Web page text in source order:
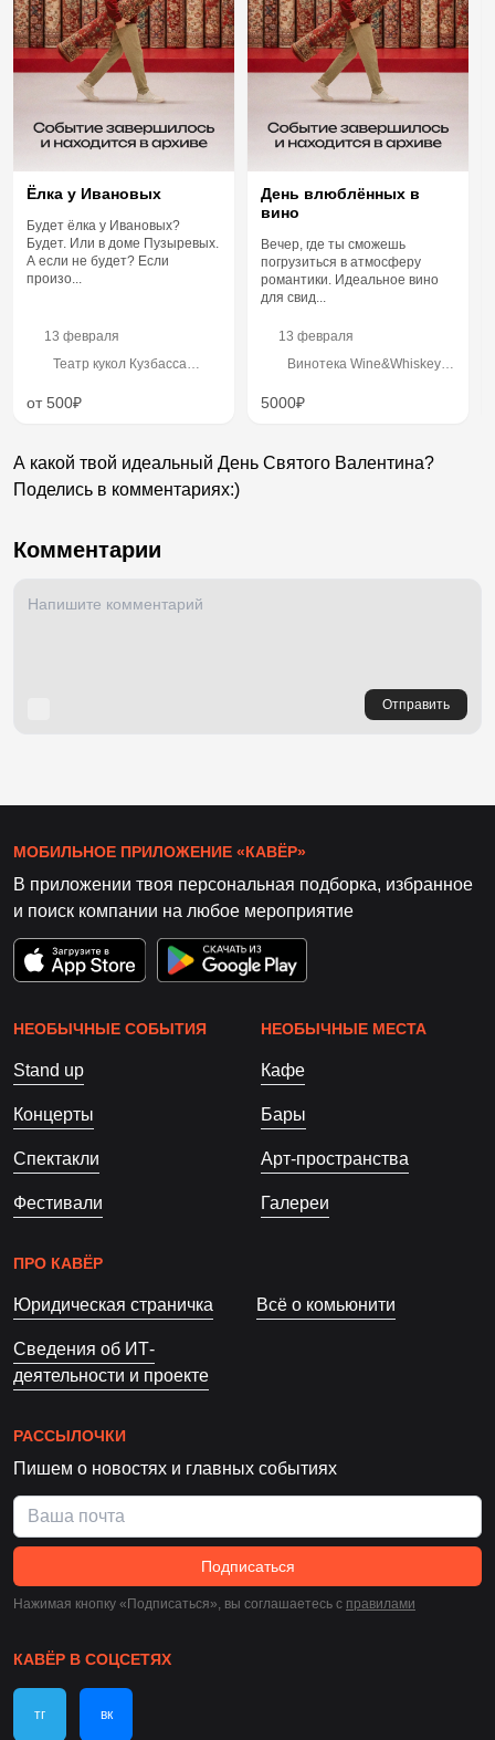
Ёлка у Ивановых
Будет ёлка у Ивановых?
Будет. Или в доме Пузыревых.
А если не будет? Если
произо...
13 февраля
Театр кукол Кузбасса
Весенняя улица, 18
от 500₽
День влюблённых в
вино
Вечер, где ты сможешь
погрузиться в атмосферу
романтики. Идеальное вино
для свид...
13 февраля
Винотека Wine&Whiskey
улица, 19
5000₽
А какой твой идеальный День Святого Валентина?
Поделись в комментариях:)
Комментарии
Отправить
МОБИЛЬНОЕ ПРИЛОЖЕНИЕ «КАВЁР»
В приложении твоя персональная подборка, избранное
и поиск компании на любое мероприятие
НЕОБЫЧНЫЕ СОБЫТИЯ
Stand up
Концерты
Спектакли
Фестивали
НЕОБЫЧНЫЕ МЕСТА
Кафе
Бары
Арт-пространства
Галереи
ПРО КАВЁР
Юридическая страничка Всё о комьюнити
Сведения об ИТ-
деятельности и проекте
РАССЫЛОЧКИ
Пишем о новостях и главных событиях
Подписаться
Нажимая кнопку «Подписаться», вы соглашаетесь c правилами
КАВЁР В СОЦСЕТЯХ
тг вк